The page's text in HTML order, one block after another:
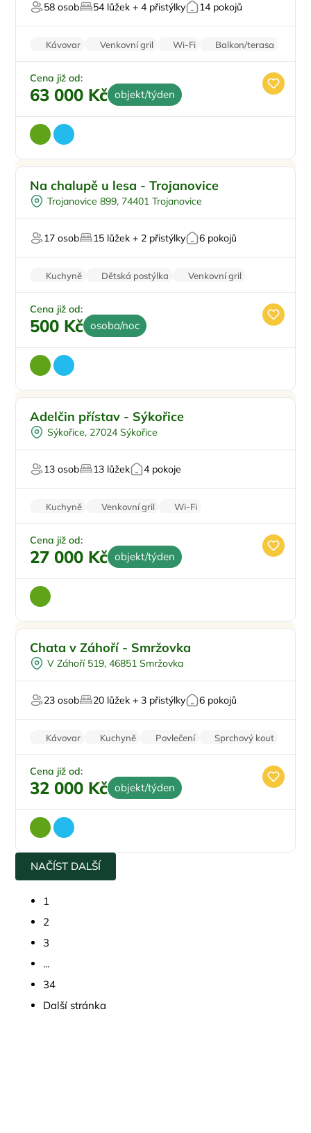
Pro svatby a oslavy
58 osob 54 lůžek + 4 přistýlky 14 pokojů
Kávovar Venkovní gril Wi-Fi
Balkon/terasa
Zvířata povolena
Cena již od:
63 000 Kč objekt/týden
Koupací sud
Pro skupiny
Na horách
Na chalupě u lesa - Trojanovice
Trojanovice 899, 74401 Trojanovice
17 osob 15 lůžek + 2 přistýlky 6 pokojů
Kuchyně Dětská postýlka
Venkovní gril
Šatní skříně
Wi-Fi
Cena již od:
500 Kč osoba/noc
Půjčení kol
Venkovní bazén
U vody
Adelčin přístav - Sýkořice
Sýkořice, 27024 Sýkořice
13 osob 13 lůžek 4 pokoje
Kuchyně Venkovní gril
Wi-Fi
Zvířata povolena
Pračka
Cena již od:
27 000 Kč objekt/týden
Venkovní bazén
Na samotě
Chata v Záhoří - Smržovka
V Záhoří 519, 46851 Smržovka
23 osob 20 lůžek + 3 přistýlky 6 pokojů
Kávovar Kuchyně Povlečení
Sprchový kout
Zvířata povolena
Cena již od:
32 000 Kč objekt/týden
NAČÍST DALŠÍ
1
2
3
...
34
Další stránka